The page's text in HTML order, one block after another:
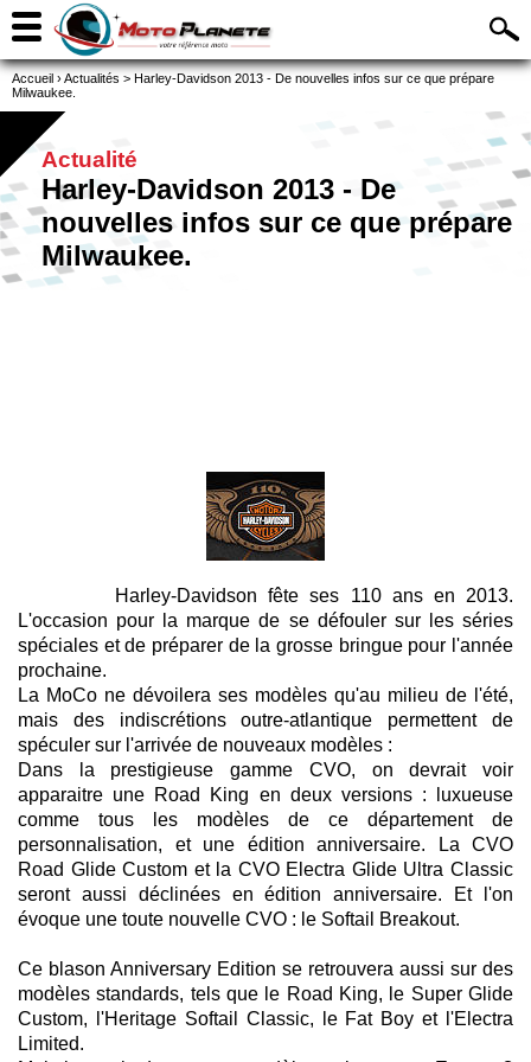
Accueil ›Actualités > Harley-Davidson 2013 - De nouvelles infos sur ce que prépare
Milwaukee.
Actualité
Harley-Davidson 2013 - De
nouvelles infos sur ce que prépare
Milwaukee.
Harley-Davidson fête ses 110 ans en 2013.
L'occasion pour la marque de se défouler sur les séries
spéciales et de préparer de la grosse bringue pour l'année
prochaine.
La MoCo ne dévoilera ses modèles qu'au milieu de l'été,
mais des indiscrétions outre-atlantique permettent de
spéculer sur l'arrivée de nouveaux modèles :
Dans la prestigieuse gamme CVO, on devrait voir
apparaitre une Road King en deux versions : luxueuse
comme tous les modèles de ce département de
personnalisation, et une édition anniversaire. La CVO
Road Glide Custom et la CVO Electra Glide Ultra Classic
seront aussi déclinées en édition anniversaire. Et l'on
évoque une toute nouvelle CVO : le Softail Breakout.
Ce blason Anniversary Edition se retrouvera aussi sur des
modèles standards, tels que le Road King, le Super Glide
Custom, l'Heritage Softail Classic, le Fat Boy et l'Electra
Limited.